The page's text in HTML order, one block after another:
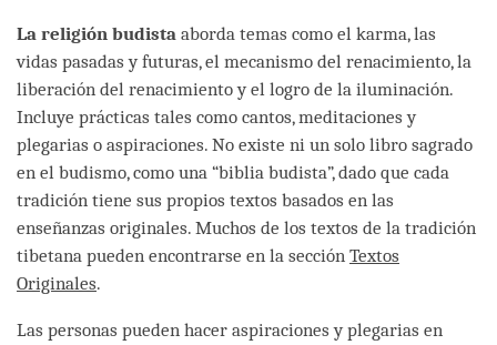
La religión budista aborda temas como el karma, las
vidas pasadas y futuras, el mecanismo del renacimiento, la
liberación del renacimiento y el logro de la iluminación.
Incluye prácticas tales como cantos, meditaciones y
plegarias o aspiraciones. No existe ni un solo libro sagrado
en el budismo, como una “biblia budista”, dado que cada
tradición tiene sus propios textos basados en las
enseñanzas originales. Muchos de los textos de la tradición
tibetana pueden encontrarse en la sección Textos
Originales.
Las personas pueden hacer aspiraciones y plegarias en